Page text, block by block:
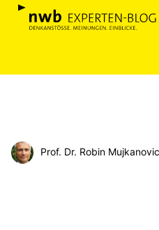
Prof. Dr. Robin Mujkanovic